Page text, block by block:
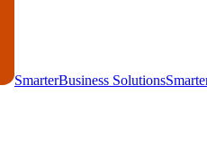
SmarterBusiness Solutions